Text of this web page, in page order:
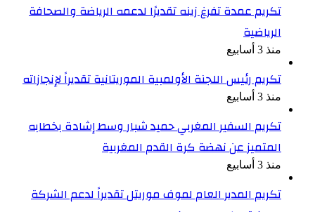
تكريم عمدة تفرغ زينه تقديرًا لدعمه الرياضة والصحافة
الرياضية
منذ 3 أسابيع
تكريم رئيس اللجنة الأولمبية الموريتانية تقديراً لإنجازاته
منذ 3 أسابيع
تكريم السفير المغربي حميد شبار وسط إشادة بخطابه
المتميز عن نهضة كرة القدم المغربية
منذ 3 أسابيع
تكريم المدير العام لموف موريتل تقديراً لدعم الشركة